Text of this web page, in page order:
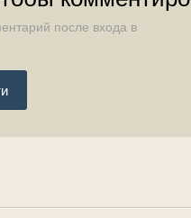
после входа в